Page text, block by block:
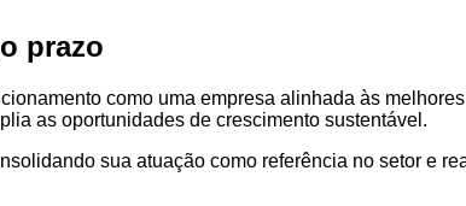
prazo
como uma empresa alinhada às
as oportunidades de crescimento sustentável.
sua atuação como referência no setor e